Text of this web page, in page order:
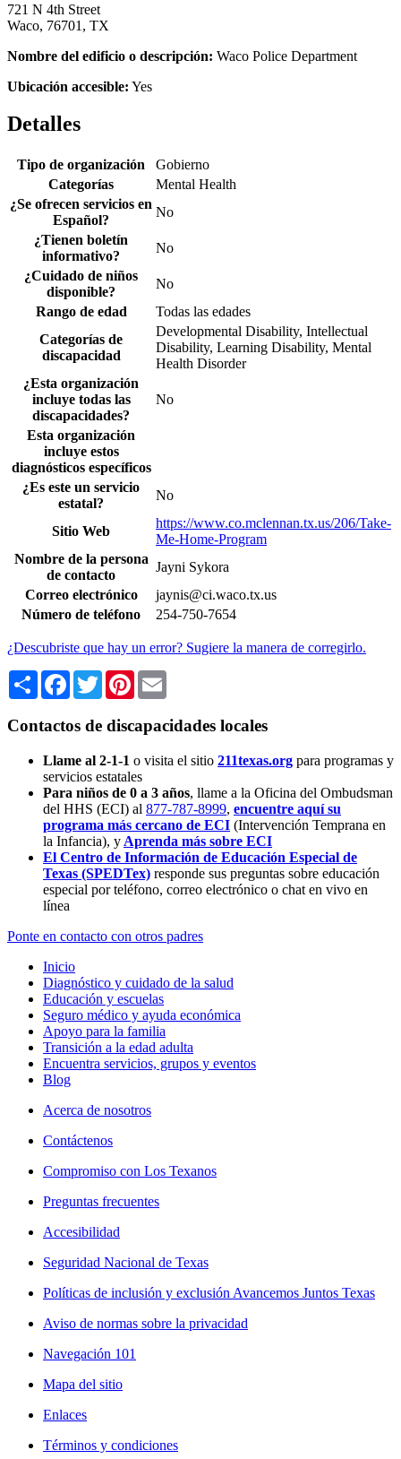
721 N 4th Street
Waco, 76701, TX
Nombre del edificio o descripción: Waco Police Department
Ubicación accesible: Yes
Detalles
Tipo de organización
Gobierno
Categorías
Mental Health
¿Se ofrecen servicios en
Español?
No
¿Tienen boletín
informativo?
No
¿Cuidado de niños
disponible?
No
Rango de edad
Todas las edades
Categorías de
discapacidad
Developmental Disability, Intellectual
Disability, Learning Disability, Mental
Health Disorder
¿Esta organización
incluye todas las
discapacidades?
No
Esta organización
incluye estos
diagnósticos específicos
¿Es este un servicio
estatal?
No
Sitio Web
https://www.co.mclennan.tx.us/206/Take-
Me-Home-Program
Nombre de la persona
de contacto
Jayni Sykora
Correo electrónico
jaynis@ci.waco.tx.us
Número de teléfono
254-750-7654
¿Descubriste que hay un error? Sugiere la manera de corregirlo.
Share Facebook
TwitterPinterest
Contactos de discapacidades locales
Llame al 2-1-1 o visita el sitio 211texas.org para programas y
servicios estatales
Para niños de 0 a 3 años, llame a la Oficina del Ombudsman
del HHS (ECI) al 877-787-8999, encuentre aquí su
programa más cercano de ECI (Intervención Temprana en
la Infancia), y Aprenda más sobre ECI
El Centro de Información de Educación Especial de
Texas (SPEDTex) responde sus preguntas sobre educación
especial por teléfono, correo electrónico o chat en vivo en
línea
Ponte en contacto con otros padres
Inicio
Diagnóstico y cuidado de la salud
Educación y escuelas
Seguro médico y ayuda económica
Apoyo para la familia
Transición a la edad adulta
Encuentra servicios, grupos y eventos
Blog
Acerca de nosotros
Contáctenos
Compromiso con Los Texanos
Preguntas frecuentes
Accesibilidad
Seguridad Nacional de Texas
Políticas de inclusión y exclusión Avancemos Juntos Texas
Aviso de normas sobre la privacidad
Navegación 101
Mapa del sitio
Enlaces
Términos y condiciones